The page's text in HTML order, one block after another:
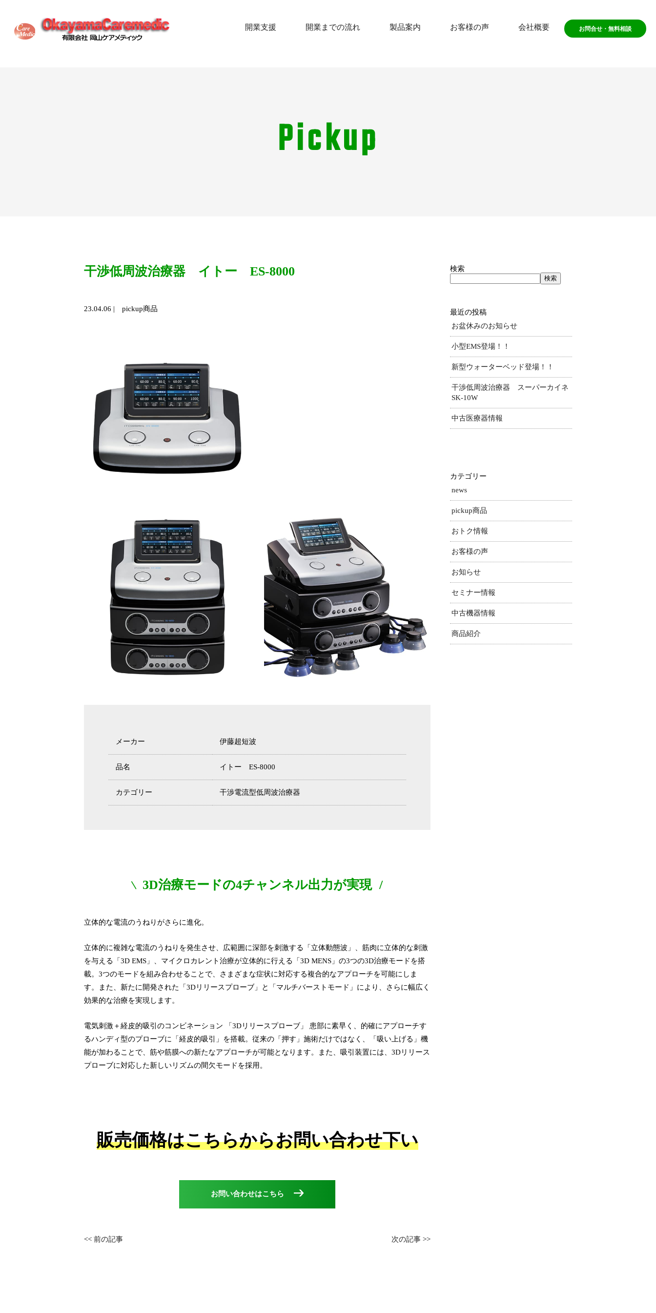
開業支援 開業までの流れ 製品案内 お客様の声 会社概要 お問合せ・無料相談
Pickup
干渉低周波治療器 イトー ES-8000
23.04.06 | pickup商品
メーカー 伊藤超短波
品名 イトー ES-8000
カテゴリー 干渉電流型低周波治療器
3D治療モードの4チャンネル出力が実現
立体的な電流のうねりがさらに進化。
立体的に複雑な電流のうねりを発生させ、広範囲に深部を刺激する「立体動態波」、筋肉に立体的な刺激
を与える「3D EMS」、マイクロカレント治療が立体的に行える「3D MENS」の3つの3D治療モードを搭
載。3つのモードを組み合わせることで、さまざまな症状に対応する複合的なアプローチを可能にしま
す。また、新たに開発された「3Dリリースプローブ」と「マルチバーストモード」により、さらに幅広く
効果的な治療を実現します。
電気刺激＋経皮的吸引のコンビネーション 「3Dリリースプローブ」 患部に素早く、的確にアプローチす
るハンディ型のプローブに「経皮的吸引」を搭載。従来の「押す」施術だけではなく、「吸い上げる」機
能が加わることで、筋や筋膜への新たなアプローチが可能となります。また、吸引装置には、3Dリリース
プローブに対応した新しいリズムの間欠モードを採用。
販売価格はこちらからお問い合わせ下い
お問い合わせはこちら
<< 前の記事 次の記事 >>
検索
検索
最近の投稿
お盆休みのお知らせ
小型EMS登場！！
新型ウォーターベッド登場！！
干渉低周波治療器 スーパーカイネ
SK-10W
中古医療器情報
カテゴリー
news
pickup商品
おトク情報
お客様の声
お知らせ
セミナー情報
中古機器情報
商品紹介